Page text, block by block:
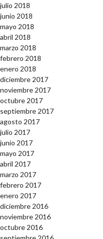
julio 2018
junio 2018
mayo 2018
abril 2018
marzo 2018
febrero 2018
enero 2018
diciembre 2017
noviembre 2017
octubre 2017
septiembre 2017
agosto 2017
julio 2017
junio 2017
mayo 2017
abril 2017
marzo 2017
febrero 2017
enero 2017
diciembre 2016
noviembre 2016
octubre 2016